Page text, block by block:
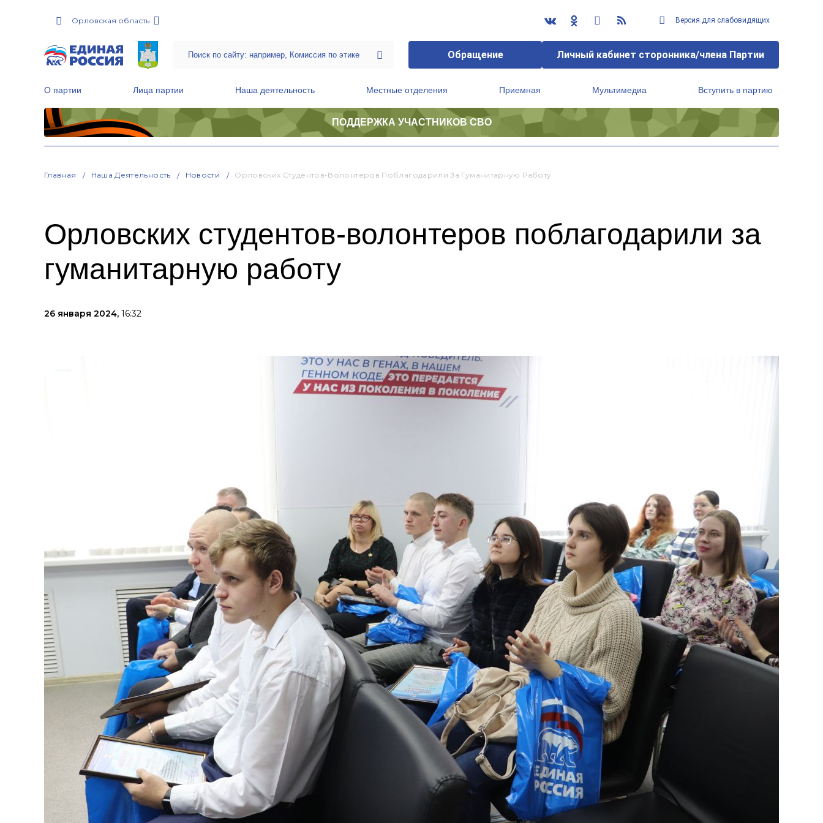
Орловская область Версия для слабовидящих
Обращение Личный кабинет сторонника/члена Партии
О партии Лица партии Наша деятельность Местные отделения Приемная Мультимедиа Вступить в партию
ПОДДЕРЖКА УЧАСТНИКОВ СВО
Главная Наша Деятельность Новости Орловских Студентов-Волонтеров Поблагодарили За Гуманитарную Работу
Орловских студентов-волонтеров поблагодарили за
гуманитарную работу
26 января 2024, 16:32